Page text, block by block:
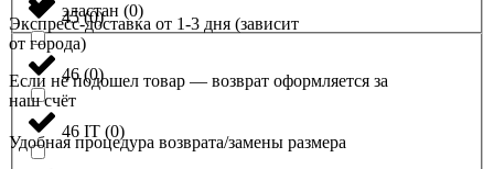
45 (0)
46 (0)
46 IT (0)
эластан (0)
Экспресс-доставка от 1-3 дня (зависит
от города)
Если не подошел товар — возврат оформляется за
наш счёт
Удобная процедура возврата/замены размера